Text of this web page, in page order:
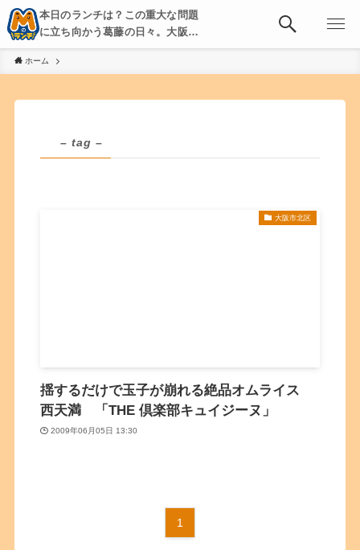
本日のランチは？この重大な問題
に立ち向かう葛藤の日々。大阪・
京都・神戸を中心とした食べ歩
き、飲み歩きを綴る。
ホーム
– tag –
大阪市北区
揺するだけで玉子が崩れる絶品オムライス
西天満 「THE 倶楽部キュイジーヌ」
2009年06月05日 13:30
1